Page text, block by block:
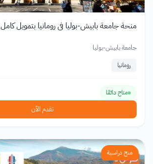
منحة جامعة بابيش-بوليا في رومانيا بتمويل كامل
جامعة بابيش-بوليا
رومانيا
متاح دائمًا
تقدم الآن
منح دراسية